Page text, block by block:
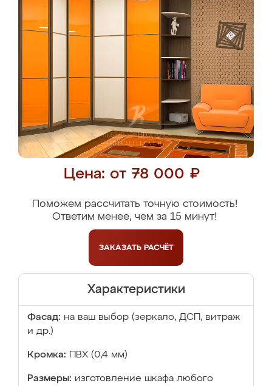
Цена: от 78 000 ₽
Поможем рассчитать точную стоимость!
Ответим менее, чем за 15 минут!
ЗАКАЗАТЬ РАСЧЁТ
Характеристики
Фасад: на ваш выбор (зеркало, ДСП, витраж
и др.)
Кромка: ПВХ (0,4 мм)
Размеры: изготовление шкафа любого